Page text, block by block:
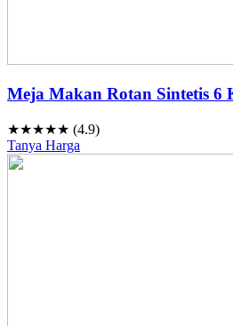
Meja Makan Rotan Sintetis 6
★★★★★ (4.9)
Tanya Harga